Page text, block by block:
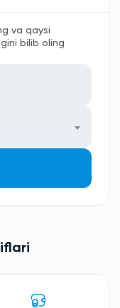
va qaysi
bilib oling